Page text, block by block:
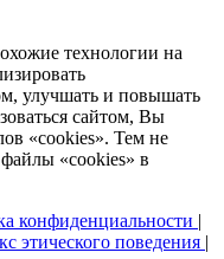
технологии на
улучшать и повышать
сайтом, Вы
«cookies». Тем не
«cookies» в
конфиденциальности |
этического поведения |